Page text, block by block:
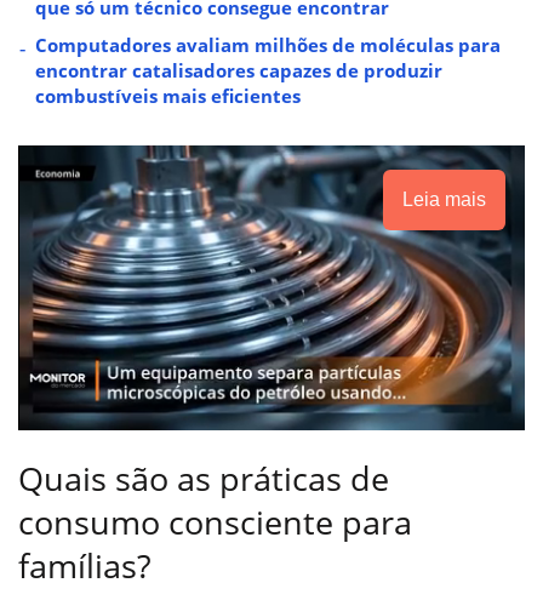
que só um técnico consegue encontrar
Computadores avaliam milhões de moléculas para
encontrar catalisadores capazes de produzir
combustíveis mais eficientes
Leia mais
Quais são as práticas de
consumo consciente para
famílias?